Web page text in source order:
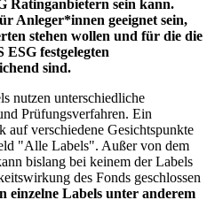
Ratinganbietern sein kann.
Anleger*innen geeignet sein,
stehen wollen und für die die
festgelegten
sind.
nutzen unterschiedliche
Prüfungsverfahren. Ein
verschiedene Gesichtspunkte
"Alle Labels". Außer von dem
bislang bei keinem der Labels
des Fonds geschlossen
einzelne Labels unter anderem